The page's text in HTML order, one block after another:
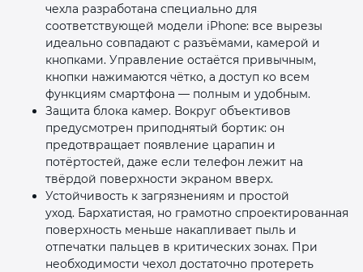
чехла разработана специально для
соответствующей модели iPhone: все вырезы
идеально совпадают с разъёмами, камерой и
кнопками. Управление остаётся привычным,
кнопки нажимаются чётко, а доступ ко всем
функциям смартфона — полным и удобным.
Защита блока камер. Вокруг объективов
предусмотрен приподнятый бортик: он
предотвращает появление царапин и
потёртостей, даже если телефон лежит на
твёрдой поверхности экраном вверх.
Устойчивость к загрязнениям и простой
уход. Бархатистая, но грамотно спроектированная
поверхность меньше накапливает пыль и
отпечатки пальцев в критических зонах. При
необходимости чехол достаточно протереть